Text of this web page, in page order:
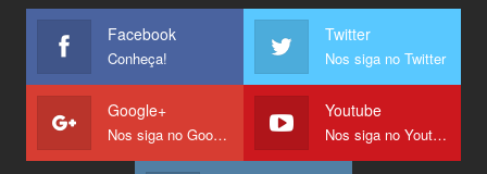
Facebook
Conheça!
Twitter
Nos siga no Twitter
Google+
Nos siga no Google +
Youtube
Nos siga no Youtube